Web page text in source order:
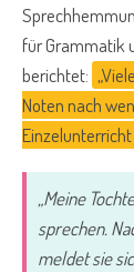
für Grammatik
berichtet:
Noten nach
„Meine
sprechen.
meldet sie